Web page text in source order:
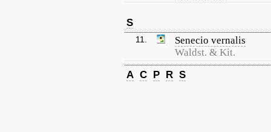
S
11.
Senecio vernalis
Waldst. & Kit.
A C P R S